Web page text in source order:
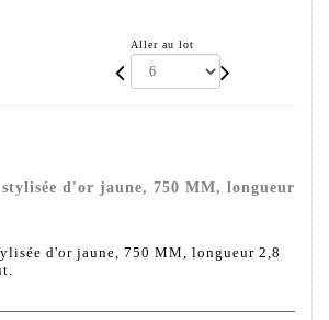
Aller au lot
d'or jaune, 750 MM, longueur
d'or jaune, 750 MM, longueur 2,8